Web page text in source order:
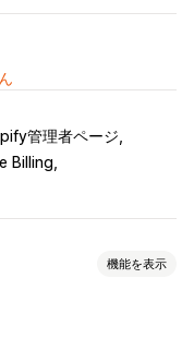
管理者ページ
Billing
機能を表示